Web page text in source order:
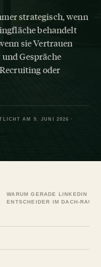
strategisch, wenn
behandelt
sie Vertrauen
Gespräche
oder
AM 9. JUNI 2026 ·
WARUM GERADE LINKEDIN
ENTSCHEIDER IM DACH-RAUM?